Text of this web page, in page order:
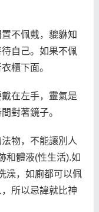
不佩戴，貔貅知
自己。如果不佩
櫃下面。
在左手，靈氣是
對著鏡子。
物，不能讓別人
和體液(性生活).如
澡，如廁都可以佩
所以忌諱就比神